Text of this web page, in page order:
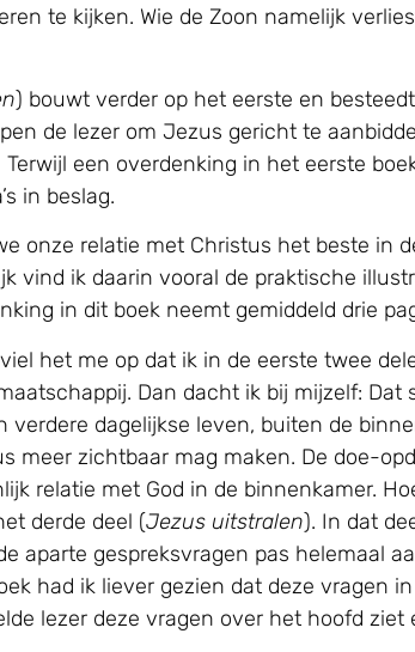
te kijken. Wie de Zoon namelijk
) bouwt verder op het eerste en
de lezer om Jezus gericht te
een overdenking in het eerste
in beslag.
onze relatie met Christus het beste in
vind ik daarin vooral de praktische
in dit boek neemt gemiddeld drie
het me op dat ik in de eerste twee
Dan dacht ik bij mijzelf:
dagelijkse leven, buiten de
meer zichtbaar mag maken. De doe-
relatie met God in de binnenkamer.
derde deel (Jezus uitstralen). In dat
aparte gespreksvragen pas helemaal
had ik liever gezien dat deze vragen
lezer deze vragen over het hoofd ziet